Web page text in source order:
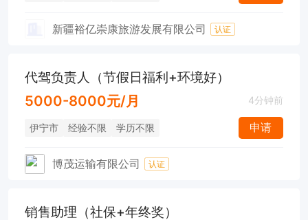
新疆裕亿崇康旅游发展有限公司 认证
代驾负责人（节假日福利+环境好）
5000-8000元/月 4分钟前
伊宁市 经验不限 学历不限 申请
博茂运输有限公司 认证
销售助理（社保+年终奖）